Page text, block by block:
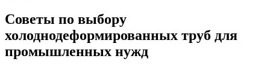
Советы по выбору
холоднодеформированных труб для
промышленных нужд